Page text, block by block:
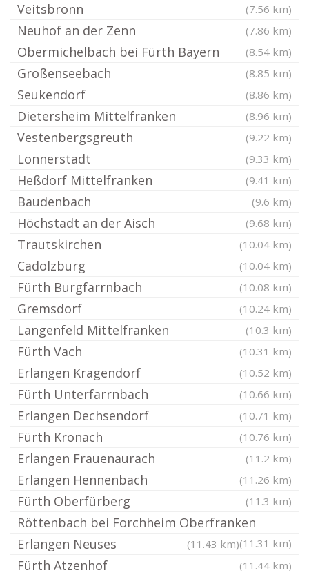
Veitsbronn (7.56 km)
Neuhof an der Zenn (7.86 km)
Obermichelbach bei Fürth Bayern (8.54 km)
Großenseebach (8.85 km)
Seukendorf (8.86 km)
Dietersheim Mittelfranken (8.96 km)
Vestenbergsgreuth (9.22 km)
Lonnerstadt (9.33 km)
Heßdorf Mittelfranken (9.41 km)
Baudenbach (9.6 km)
Höchstadt an der Aisch (9.68 km)
Trautskirchen (10.04 km)
Cadolzburg (10.04 km)
Fürth Burgfarrnbach (10.08 km)
Gremsdorf (10.24 km)
Langenfeld Mittelfranken (10.3 km)
Fürth Vach (10.31 km)
Erlangen Kragendorf (10.52 km)
Fürth Unterfarrnbach (10.66 km)
Erlangen Dechsendorf (10.71 km)
Fürth Kronach (10.76 km)
Erlangen Frauenaurach (11.2 km)
Erlangen Hennenbach (11.26 km)
Fürth Oberfürberg (11.3 km)
Röttenbach bei Forchheim Oberfranken
(11.31 km)
Erlangen Neuses (11.43 km)
Fürth Atzenhof (11.44 km)